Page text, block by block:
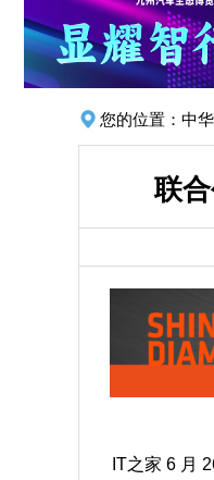
您的位置： 中
联
IT之家 6 月